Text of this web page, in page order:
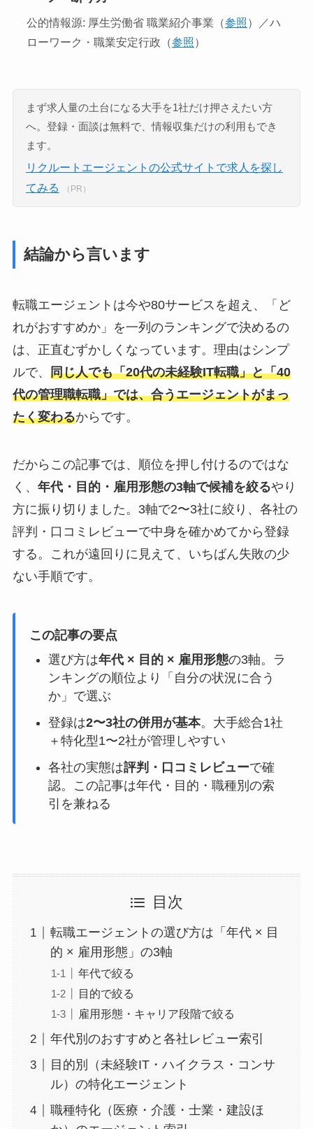
公的情報源: 厚生労働省 職業紹介事業（参照）／ハ
ローワーク・職業安定行政（参照）
まず求人量の土台になる大手を1社だけ押さえたい方
へ。登録・面談は無料で、情報収集だけの利用もでき
ます。
リクルートエージェントの公式サイトで求人を探し
てみる
（PR）
結論から言います
転職エージェントは今や80サービスを超え、「ど
れがおすすめか」を一列のランキングで決めるの
は、正直むずかしくなっています。理由はシンプ
ルで、 同じ人でも「20代の未経験IT転職」と「40
代の管理職転職」では、合うエージェントがまっ
たく変わるからです。
だからこの記事では、順位を押し付けるのではな
く、 年代・目的・雇用形態の3軸で候補を絞るやり
方に振り切りました。3軸で2〜3社に絞り、各社の
評判・口コミレビューで中身を確かめてから登録
する。これが遠回りに見えて、いちばん失敗の少
ない手順です。
この記事の要点
選び方は年代 × 目的 × 雇用形態の3軸。ラ
ンキングの順位より「自分の状況に合う
か」で選ぶ
登録は2〜3社の併用が基本。大手総合1社
＋特化型1〜2社が管理しやすい
各社の実態は評判・口コミレビューで確
認。この記事は年代・目的・職種別の索
引を兼ねる
目次
転職エージェントの選び方は「年代 × 目
的 × 雇用形態」の3軸
年代で絞る
目的で絞る
雇用形態・キャリア段階で絞る
年代別のおすすめと各社レビュー索引
目的別（未経験IT・ハイクラス・コンサ
ル）の特化エージェント
職種特化（医療・介護・士業・建設ほ